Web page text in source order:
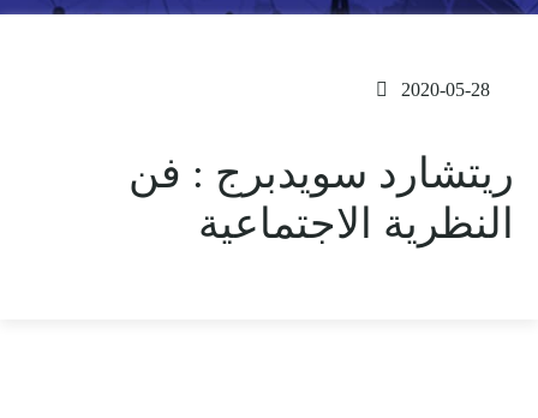
2020-05-28
ريتشارد سويدبرج : فن
النظرية الاجتماعية